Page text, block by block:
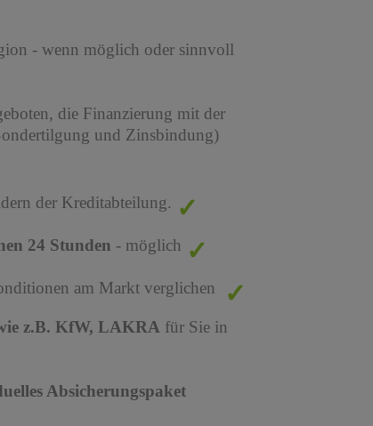
- wenn möglich oder sinnvoll
die Finanzierung mit der
und Zinsbindung)
der Kreditabteilung.
24 Stunden - möglich
am Markt verglichen
z.B. KfW, LAKRA für Sie in
Absicherungspaket